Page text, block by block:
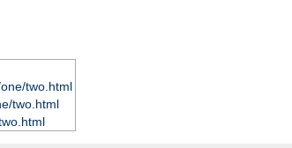
two.html
two.html